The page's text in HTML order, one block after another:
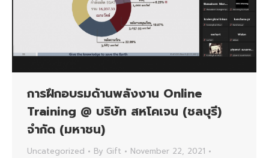
การฝึกอบรมด้านพลังงาน Online
Training @ บริษัท สหโคเจน (ชลบุรี)
จำกัด (มหาชน)
Uncategorized By Gift
November 22, 2021